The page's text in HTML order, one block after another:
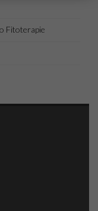
Fitoterapie